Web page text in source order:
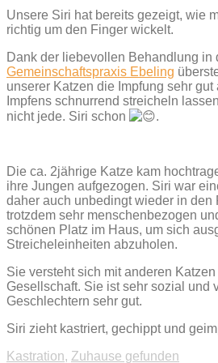
Unsere Siri hat bereits gezeigt, wie
richtig um den Finger wickelt.
Dank der liebevollen Behandlung in
Gemeinschaftspraxis Ebeling
unserer Katzen die Impfung sehr
Impfens schnurrend streicheln
nicht jede. Siri schon
.
Die ca. 2jährige Katze kam
ihre Jungen aufgezogen. Siri war
daher auch unbedingt wieder in den
trotzdem sehr menschenbezogen
schönen Platz im Haus, um sich
Streicheleinheiten abzuholen.
Sie versteht sich mit anderen
Gesellschaft. Sie ist sehr sozial und
Geschlechtern sehr gut.
Siri zieht kastriert, gechippt und
Kastration, Zuhause gefunden